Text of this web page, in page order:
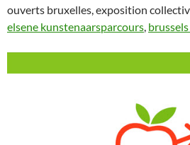
ouverts bruxelles, exposition
elsene kunstenaarsparcours